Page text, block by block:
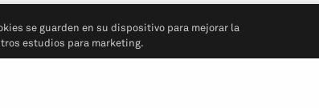
se guarden en su dispositivo para mejorar la
estudios para marketing.